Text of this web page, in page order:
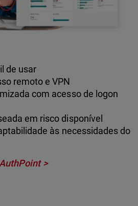
de usar
remoto e VPN
com acesso de logon
em risco disponível
às necessidades do
>